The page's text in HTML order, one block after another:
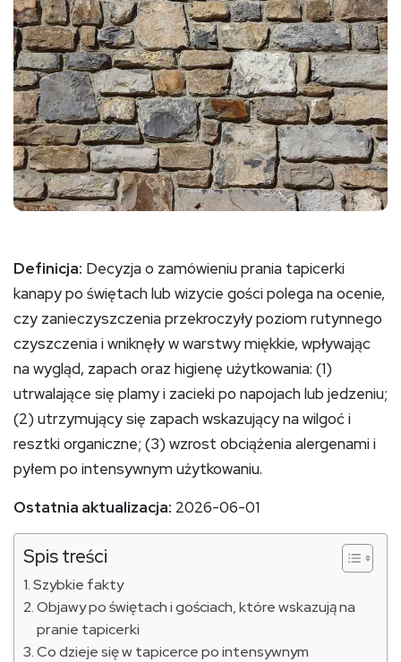
Definicja: Decyzja o zamówieniu prania tapicerki
kanapy po świętach lub wizycie gości polega na ocenie,
czy zanieczyszczenia przekroczyły poziom rutynnego
czyszczenia i wniknęły w warstwy miękkie, wpływając
na wygląd, zapach oraz higienę użytkowania: (1)
utrwalające się plamy i zacieki po napojach lub jedzeniu;
(2) utrzymujący się zapach wskazujący na wilgoć i
resztki organiczne; (3) wzrost obciążenia alergenami i
pyłem po intensywnym użytkowaniu.
Ostatnia aktualizacja: 2026-06-01
Spis treści
Szybkie fakty
Objawy po świętach i gościach, które wskazują na
pranie tapicerki
Co dzieje się w tapicerce po intensywnym